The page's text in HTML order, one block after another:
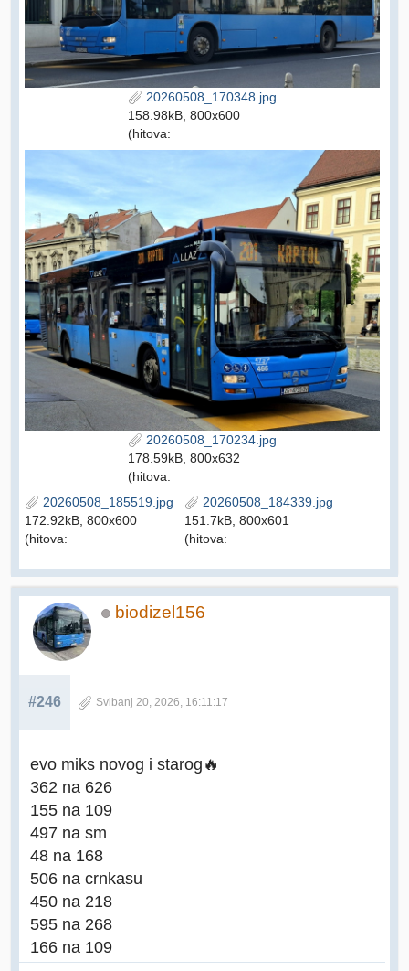
20260508_170348.jpg
158.98kB, 800x600
(hitova:
20260508_170234.jpg
178.59kB, 800x632
(hitova:
20260508_185519.jpg
172.92kB, 800x600
(hitova:
20260508_184339.jpg
151.7kB, 800x601
(hitova:
biodizel156
#246 Svibanj 20, 2026, 16:11:17
evo miks novog i starog🔥
362 na 626
155 na 109
497 na sm
48 na 168
506 na crnkasu
450 na 218
595 na 268
166 na 109